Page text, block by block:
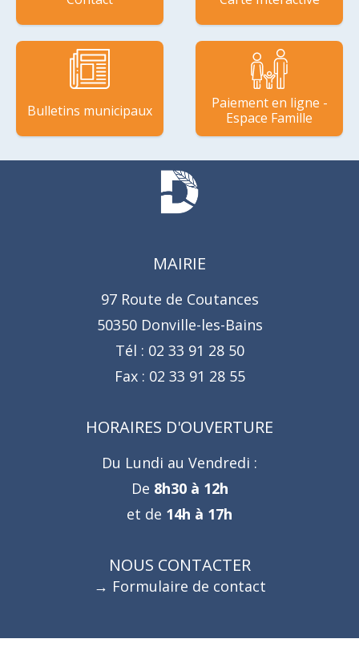
Bulletins municipaux
Paiement en ligne -
Espace Famille
MAIRIE
97 Route de Coutances
50350 Donville-les-Bains
Tél : 02 33 91 28 50
Fax : 02 33 91 28 55
HORAIRES D'OUVERTURE
Du Lundi au Vendredi :
De 8h30 à 12h
et de 14h à 17h
NOUS CONTACTER
Formulaire de contact